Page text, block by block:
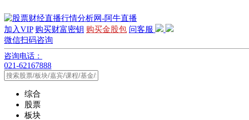
加入VIP 购买财富密钥 购买金股包 问客服
微信扫码咨询
咨询电话：
021-62167888
综合
股票
板块